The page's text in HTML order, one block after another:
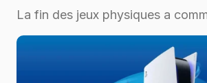
La fin des jeux physiques a